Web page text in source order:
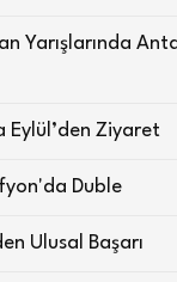
Yarışlarında
Eylül’den Ziyaret
Duble
Ulusal Başarı